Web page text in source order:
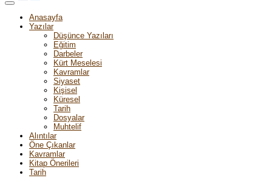
Anasayfa
Yazılar
Düşünce Yazıları
Eğitim
Darbeler
Kürt Meselesi
Kavramlar
Siyaset
Kişisel
Küresel
Tarih
Dosyalar
Muhtelif
Alıntılar
Öne Çıkanlar
Kavramlar
Kitap Önerileri
Tarih